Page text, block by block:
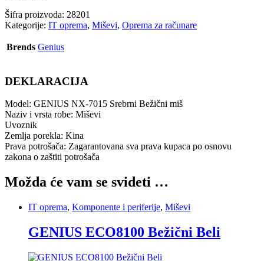
Šifra proizvoda: 28201
Kategorije: IT oprema, Miševi, Oprema za računare
Brends Genius
DEKLARACIJA
Model: GENIUS NX-7015 Srebrni Bežični miš
Naziv i vrsta robe: Miševi
Uvoznik
Zemlja porekla: Kina
Prava potrošača: Zagarantovana sva prava kupaca po osnovu
zakona o zaštiti potrošača
Možda će vam se svideti …
IT oprema, Komponente i periferije, Miševi
GENIUS ECO8100 Bežični Beli